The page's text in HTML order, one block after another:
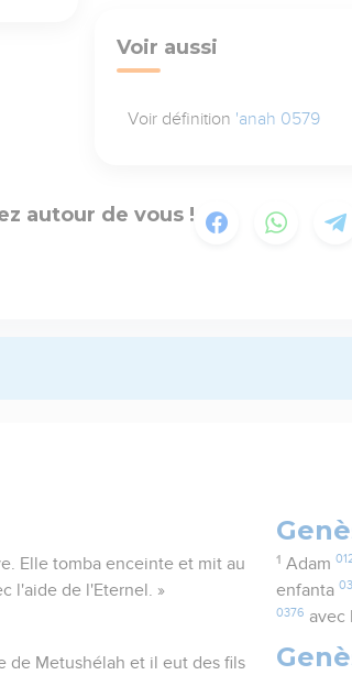
Voir aussi
Voir définition 'anah 0579
autour de vous !
Elle tomba enceinte et mit au
l'aide de l'Eternel. »
de Metushélah et il eut des fils
1 Adam
enfanta
0376 avec